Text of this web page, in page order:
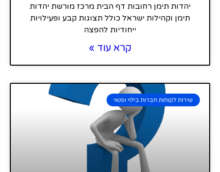
יהדות תימן רחובות דף הבית מרכז מורשת יהדות
תימן וקהילות ישראל כולל תצוגות קבע ופעילויות
ייחודיות להפצה
קרא עוד »
שירות לקוחות חברות בילוי ופנאי